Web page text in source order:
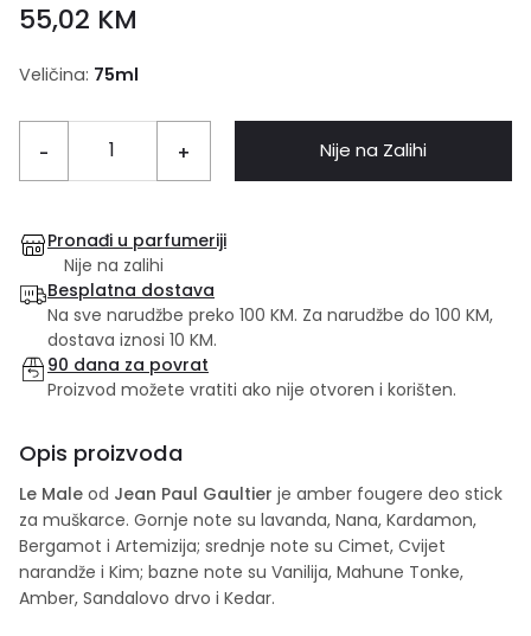
55,02 KM
Veličina: 75ml
- + Nije na Zalihi
Pronađi u parfumeriji
Nije na zalihi
Besplatna dostava
Na sve narudžbe preko 100 KM. Za narudžbe do 100 KM,
dostava iznosi 10 KM.
90 dana za povrat
Proizvod možete vratiti ako nije otvoren i korišten.
Opis proizvoda
Le Male od Jean Paul Gaultier je amber fougere deo stick
za muškarce. Gornje note su lavanda, Nana, Kardamon,
Bergamot i Artemizija; srednje note su Cimet, Cvijet
narandže i Kim; bazne note su Vanilija, Mahune Tonke,
Amber, Sandalovo drvo i Kedar.